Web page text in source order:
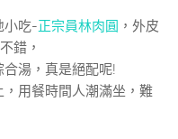
小吃-正宗員林肉圓 ，外皮
錯，
湯，真是絕配呢!
用餐時間人潮滿坐，難